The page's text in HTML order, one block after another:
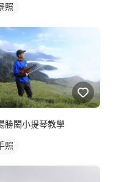
照
勝閎小提琴教學
照